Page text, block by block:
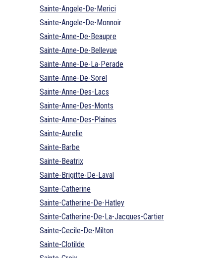
Sainte-Angele-De-Merici
Sainte-Angele-De-Monnoir
Sainte-Anne-De-Beaupre
Sainte-Anne-De-Bellevue
Sainte-Anne-De-La-Perade
Sainte-Anne-De-Sorel
Sainte-Anne-Des-Lacs
Sainte-Anne-Des-Monts
Sainte-Anne-Des-Plaines
Sainte-Aurelie
Sainte-Barbe
Sainte-Beatrix
Sainte-Brigitte-De-Laval
Sainte-Catherine
Sainte-Catherine-De-Hatley
Sainte-Catherine-De-La-Jacques-Cartier
Sainte-Cecile-De-Milton
Sainte-Clotilde